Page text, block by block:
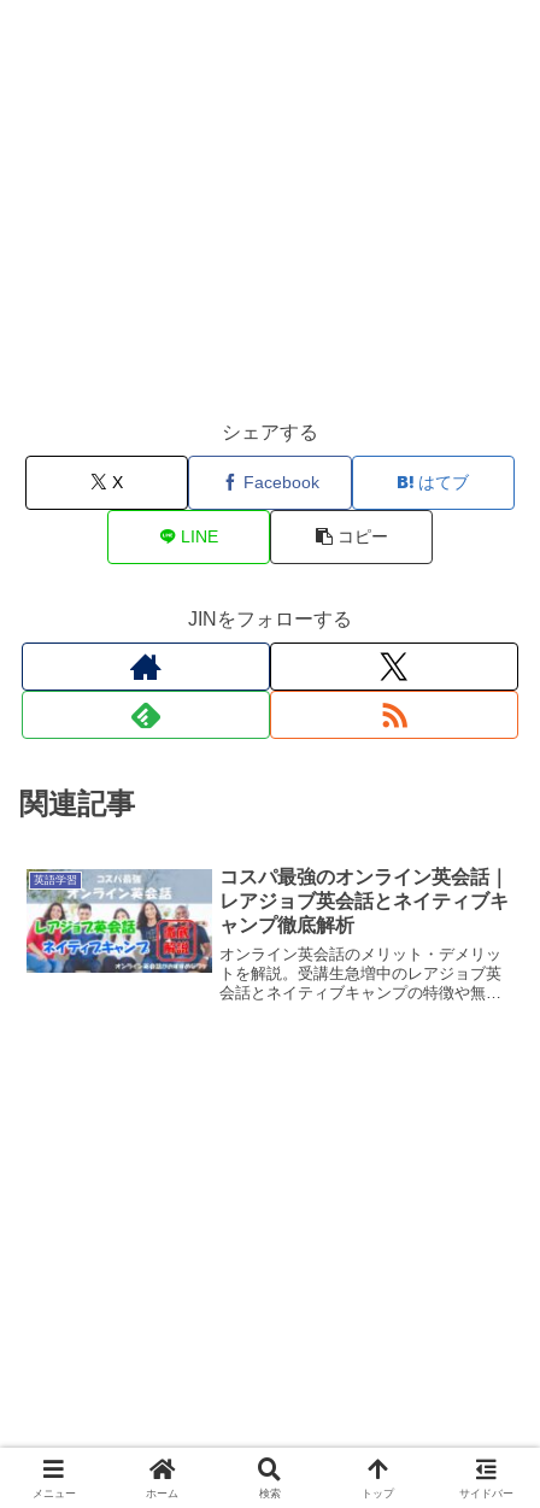
シェアする
X Facebook はてブ
LINE コピー
JINをフォローする
関連記事
英語学習
コスパ最強のオンライン英会話｜
レアジョブ英会話とネイティブキ
ャンプ徹底解析
オンライン英会話のメリット・デメリッ
トを解説。受講生急増中のレアジョブ英
会話とネイティブキャンプの特徴や無料
メニュー ホーム 検索 トップ サイドバー